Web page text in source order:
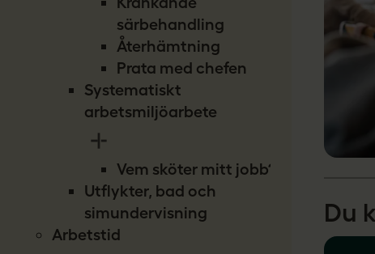
särbehandling
Återhämtning
Prata med chefen
Systematiskt
arbetsmiljöarbete
Vem sköter mitt jobb?
Utflykter, bad och
simundervisning
Arbetstid
Du